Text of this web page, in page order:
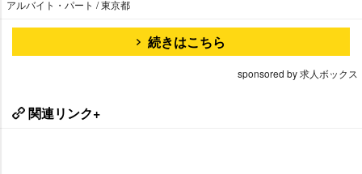
アルバイト・パート / 東京都
続きはこちら
sponsored by 求人ボックス
関連リンク+